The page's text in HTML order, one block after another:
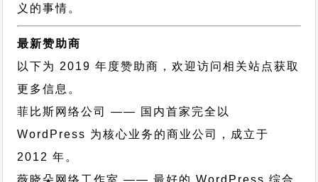
义的事情。
最新赞助商
以下为 2019 年度赞助商，欢迎访问相关站点获取
更多信息。
菲比斯网络公司
—— 国内首家完全以
WordPress 为核心业务的商业公司，成立于
2012 年。
薇晓朵网络工作室 —— 最好的 WordPress 综合